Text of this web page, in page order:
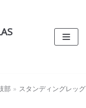
部 » スタンディングレッグ